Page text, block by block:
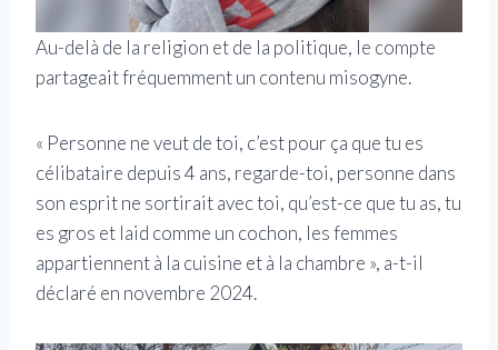
Au-delà de la religion et de la politique, le compte
partageait fréquemment un contenu misogyne.
« Personne ne veut de toi, c’est pour ça que tu es
célibataire depuis 4 ans, regarde-toi, personne dans
son esprit ne sortirait avec toi, qu’est-ce que tu as, tu
es gros et laid comme un cochon, les femmes
appartiennent à la cuisine et à la chambre », a-t-il
déclaré en novembre 2024.